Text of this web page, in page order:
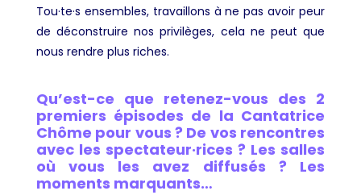
Tou·te·s ensembles, travaillons à ne pas avoir peur
de déconstruire nos privilèges, cela ne peut que
nous rendre plus riches.
Qu’est-ce que retenez-vous des 2
premiers épisodes de la Cantatrice
Chôme pour vous ? De vos rencontres
avec les spectateur·rices ? Les salles
où vous les avez diffusés ? Les
moments marquants…